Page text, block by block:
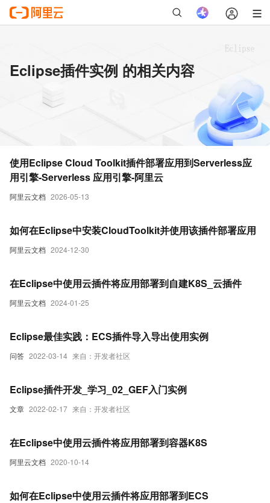
Eclipse插件实例 的相关内容
阿里云文档 2026-05-13
使用Eclipse Cloud Toolkit插件部署应用到Serverless应
用引擎-Serverless 应用引擎-阿里云
阿里云文档 2024-12-30
如何在Eclipse中安装CloudToolkit并使用该插件部署应用
阿里云文档 2024-01-25
在Eclipse中使用云插件将应用部署到自建K8S_云插件
问答 2022-03-14 来自：开发者社区
Eclipse最佳实践：ECS插件导入导出使用实例
文章 2022-02-17 来自：开发者社区
Eclipse插件开发_学习_02_GEF入门实例
阿里云文档 2020-10-14
在Eclipse中使用云插件将应用部署到容器K8S
如何在Eclipse中使用云插件将应用部署到ECS